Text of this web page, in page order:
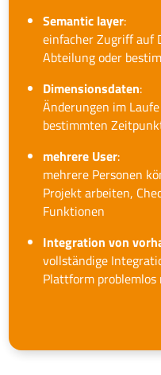
Semantic layer:
einfacher Zugriff auf
Abteilung oder
Dimensionsdaten:
Änderungen im
bestimmten
mehrere User:
mehrere Personen
Projekt arbeiten,
Funktionen
Integration von
vollständige
Plattform problemlos